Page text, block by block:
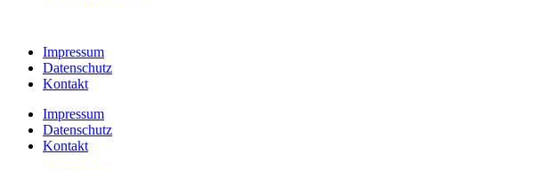
Impressum
Datenschutz
Kontakt
Impressum
Datenschutz
Kontakt